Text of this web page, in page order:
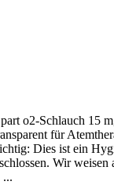
o2-Schlauch 15
für
Dies ist ein
Wir weisen
...